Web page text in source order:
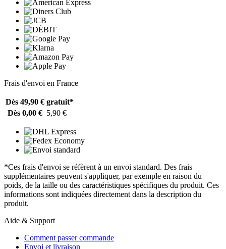
Frais d'envoi en France
Dès 49,90 € gratuit*
Dès 0,00 € 5,90 €
*Ces frais d'envoi se réfèrent à un envoi standard. Des frais
supplémentaires peuvent s'appliquer, par exemple en raison du
poids, de la taille ou des caractéristiques spécifiques du produit. Ces
informations sont indiquées directement dans la description du
produit.
Aide & Support
Comment passer commande
Envoi et livraison